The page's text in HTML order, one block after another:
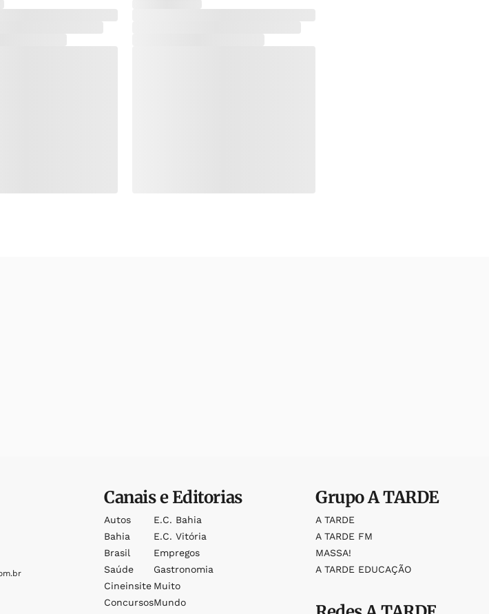
Canais e Editorias
Autos
Bahia
Brasil
Saúde
Cineinsite
Concursos
E.c. Bahia
E.c. Vitória
Empregos
Gastronomia
Muito
Mundo
GrupoA TARDE
A TARDE
A TARDE FM
MASSA!
A TARDE EDUCAÇÃO